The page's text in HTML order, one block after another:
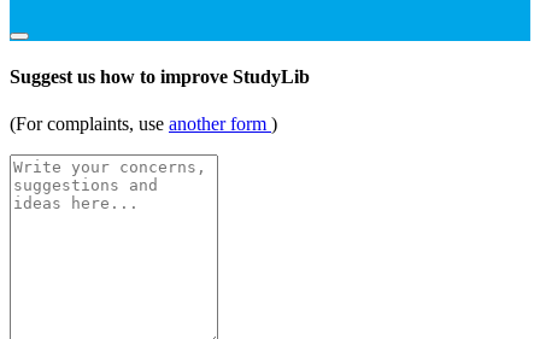
Suggest us how to improve StudyLib
(For complaints, use another form )